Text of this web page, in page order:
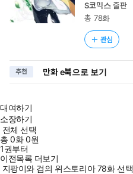
S코믹스출판
총 78화
관심
추천 만화 e북으로 보기
대여하기
소장하기
전체 선택
총0화0원
1권부터
이전목록 더보기
지팡이와 검의 위스토리아 78화 선택